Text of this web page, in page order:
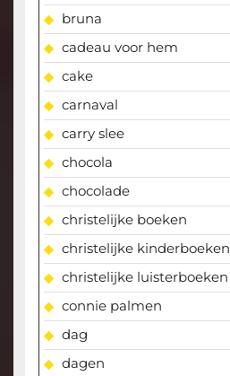
bruna
cadeau voor hem
cake
carnaval
carry slee
chocola
chocolade
christelijke boeken
christelijke kinderboeken
christelijke luisterboeken
connie palmen
dag
dagen